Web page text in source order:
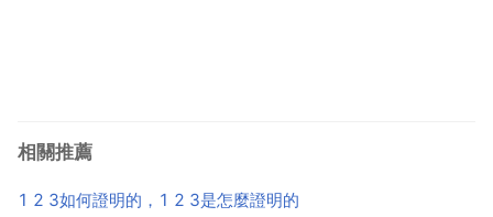
相關推薦
1 2 3如何證明的，1 2 3是怎麼證明的